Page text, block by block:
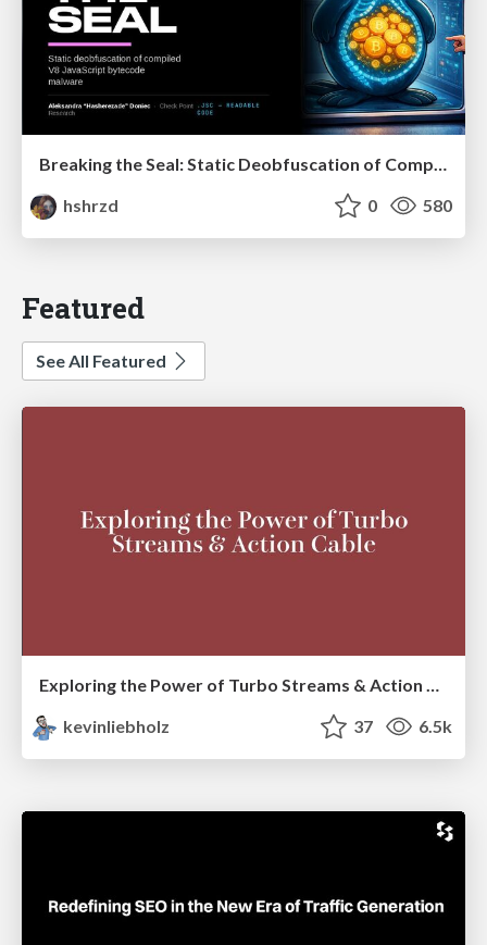
Breaking the Seal: Static Deobfuscation of Compiled V8 JavaScript Bytecode Malware
hshrzd
0 580
Featured
See All Featured
Exploring the Power of Turbo Streams & Action Cable | RailsConf2023
kevinliebholz
37 6.5k